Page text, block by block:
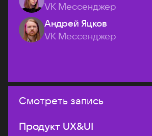
VK Мессенджер
Андрей Яцков
VK Мессенджер
Смотреть запись
Продукт UX&UI